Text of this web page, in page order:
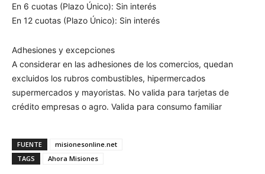
En 6 cuotas (Plazo Único): Sin interés
En 12 cuotas (Plazo Único): Sin interés
Adhesiones y excepciones
A considerar en las adhesiones de los comercios, quedan
excluidos los rubros combustibles, hipermercados
supermercados y mayoristas. No valida para tarjetas de
crédito empresas o agro. Valida para consumo familiar
FUENTE
misionesonline.net
TAGS
Ahora Misiones